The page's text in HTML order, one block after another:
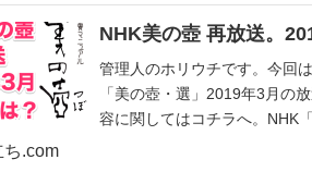
NHK美の壺 再放送。
管理人のホリウチです。今回
「美の壺・選」2019年3月の
容に関してはコチラへ。NHK
.com